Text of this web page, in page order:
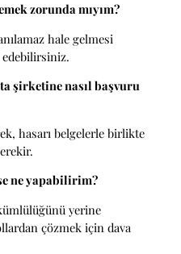
zorunda mıyım?
hale gelmesi
şirketine nasıl başvuru
hasarı belgelerle birlikte
ne yapabilirim?
yerine
çözmek için dava